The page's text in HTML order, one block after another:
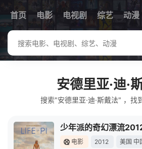
首页 电影 电视剧 综艺 动漫
全部影片
安德里亚·迪·
搜索"安德里亚·迪·斯戴法" ，找
少年派的奇幻漂流
电影 2012 美国 中